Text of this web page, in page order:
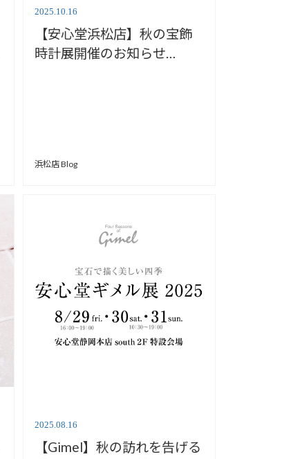
2025.10.16
【安心堂浜松店】秋の宝飾
時計展開催のお知らせ
浜松店 Blog
2025.08.16
【Gimel】秋の訪れを告げる